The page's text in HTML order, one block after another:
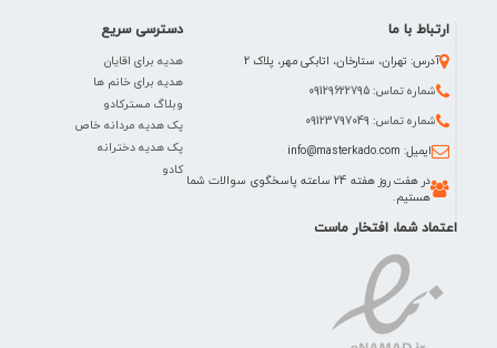
ارتباط با ما
آدرس: تهران، ستارخان، اتابکی مهر، پلاک 2
شماره تماس: 09129622795
شماره تماس: 09123797049
ایمیل: info@masterkado.com
در هفت روز هفته 24 ساعته پاسخگوی سوالات شما
هستیم.
دسترسی سریع
هدیه برای اقایان
هدیه برای خانم ها
وبلاگ مسترکادو
پک هدیه مردانه خاص
پک هدیه دخترانه
کادو
اعتماد شما، افتخار ماست